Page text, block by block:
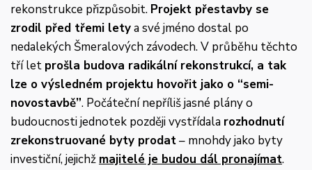
rekonstrukce přizpůsobit. Projekt přestavby se
zrodil před třemi letya své jméno dostal po
nedalekých Šmeralových závodech. V průběhu těchto
tří let prošla budova radikální rekonstrukcí, a tak
lze o výsledném projektu hovořit jako o “semi-
novostavbě”. Počáteční nepříliš jasné plány o
budoucnosti jednotek později vystřídala rozhodnutí
zrekonstruované byty prodat– mnohdy jako byty
investiční, jejichž majitelé je budou dál pronajímat.